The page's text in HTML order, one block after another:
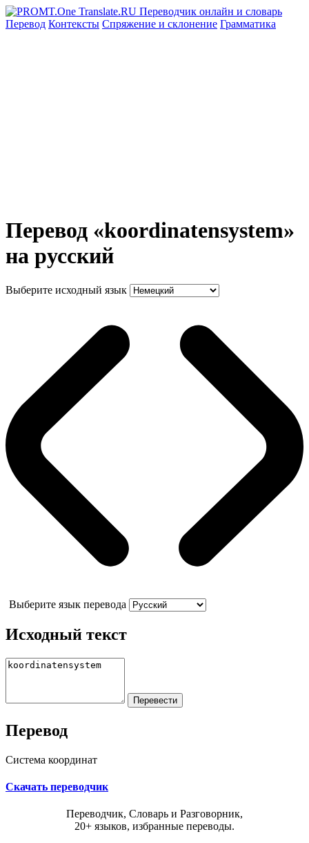
Перевод Контексты Спряжение и склонение Грамматика
Перевод «koordinatensystem»
на русский
Выберите исходный язык
Выберите язык перевода
Исходный текст
Перевод
Система координат
Скачать переводчик
Переводчик, Словарь и Разговорник,
20+ языков, избранные переводы.